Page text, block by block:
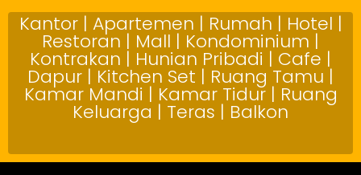
Kantor | Apartemen | Rumah | Hotel |
Restoran | Mall | Kondominium |
Kontrakan | Hunian Pribadi | Cafe |
Dapur | Kitchen Set | Ruang Tamu |
Kamar Mandi | Kamar Tidur | Ruang
Keluarga | Teras | Balkon